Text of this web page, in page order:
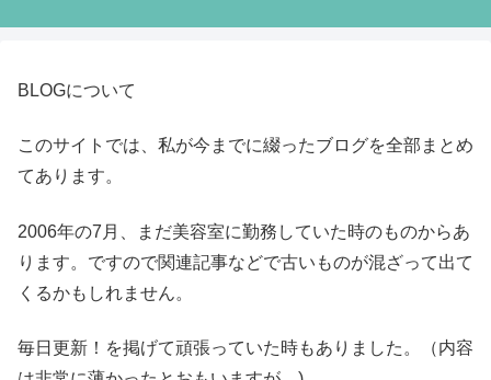
BLOGについて
このサイトでは、私が今までに綴ったブログを全部まとめ
てあります。
2006年の7月、まだ美容室に勤務していた時のものからあ
ります。ですので関連記事などで古いものが混ざって出て
くるかもしれません。
毎日更新！を掲げて頑張っていた時もありました。（内容